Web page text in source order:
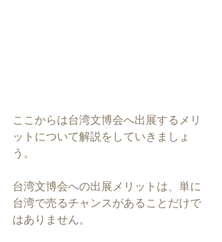
ここからは台湾文博会へ出展するメリ
ットについて解説をしていきましょ
う。
台湾文博会への出展メリットは、単に
台湾で売るチャンスがあることだけで
はありません。